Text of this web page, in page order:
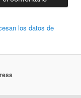
los datos de